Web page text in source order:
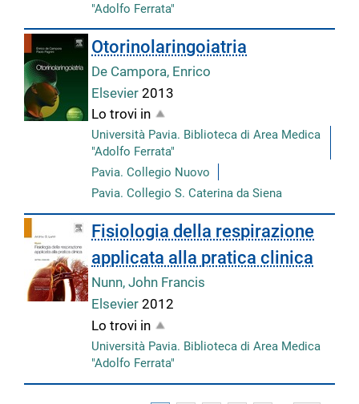
"Adolfo Ferrata"
Otorinolaringoiatria
De Campora, Enrico
Elsevier2013
Lo trovi in
Università Pavia. Biblioteca di Area Medica
"Adolfo Ferrata"
Pavia. Collegio Nuovo
Pavia. Collegio S. Caterina da Siena
Fisiologia della respirazione
applicata alla pratica clinica
Nunn, John Francis
Elsevier2012
Lo trovi in
Università Pavia. Biblioteca di Area Medica
"Adolfo Ferrata"